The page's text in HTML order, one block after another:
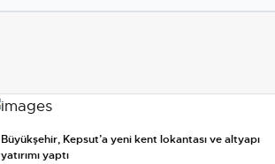
Büyükşehir, Kepsut’a yeni kent lokantası ve altyapı
yatırımı yaptı